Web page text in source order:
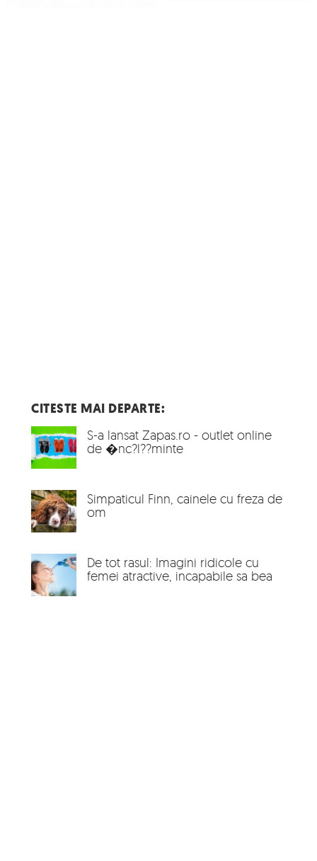
CITESTE MAI DEPARTE:
S-a lansat Zapas.ro - outlet online
de �nc?l??minte
Simpaticul Finn, cainele cu freza de
om
De tot rasul: Imagini ridicole cu
femei atractive, incapabile sa bea